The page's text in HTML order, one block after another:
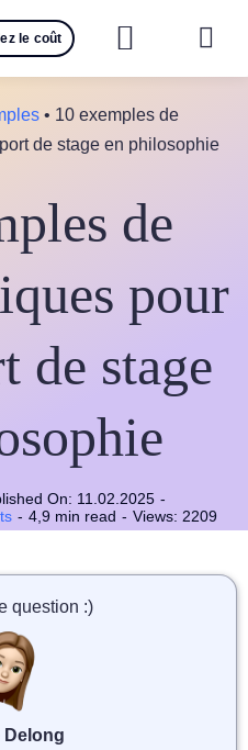
le coût
📝
• 10 exemples de
de stage en philosophie
de
pour
de stage
On: 11.02.2025 -
- 4,9 min read - Views: 2209
question :)
Delong